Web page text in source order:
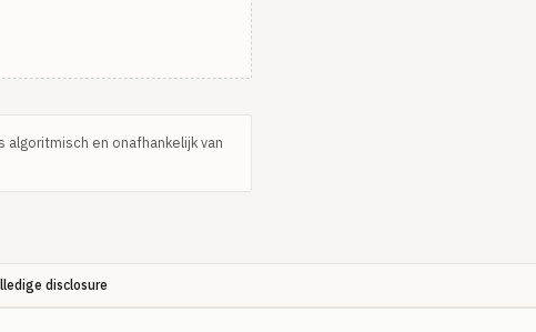
algoritmisch en onafhankelijk van
disclosure